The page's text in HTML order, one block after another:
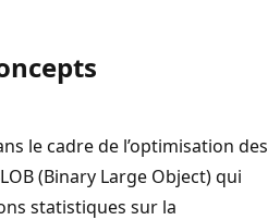
le cadre de l’optimisation des
(Binary Large Object) qui
statistiques sur la